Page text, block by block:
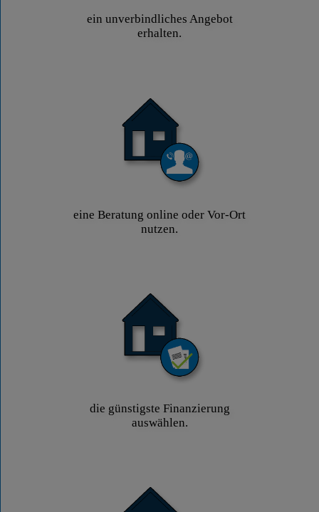
ein unverbindliches Angebot
erhalten.
eine Beratung online oder Vor-Ort
nutzen.
die günstigste Finanzierung
auswählen.